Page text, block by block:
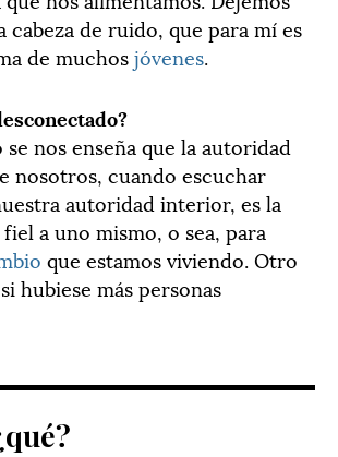
cabeza de ruido, que para mí es
de muchosjóvenes.
nos enseña que la autoridad
nosotros, cuando escuchar
autoridad interior, es la
a uno mismo, o sea, para
que estamos viviendo. Otro
hubiese más personas